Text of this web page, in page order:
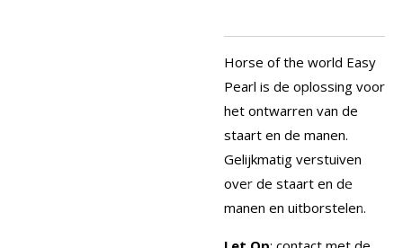
Horse of the world Easy
Pearl is de oplossing voor
het ontwarren van de
staart en de manen.
Gelijkmatig verstuiven
over de staart en de
manen en uitborstelen.